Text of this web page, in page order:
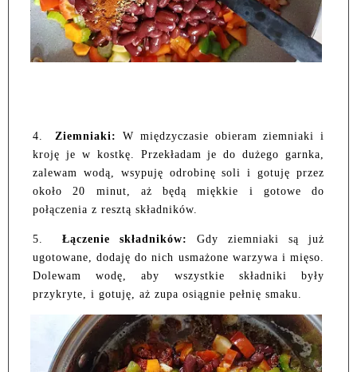
4. Ziemniaki:
W międzyczasie obieram ziemniaki i
kroję je w kostkę. Przekładam je do dużego garnka,
zalewam wodą, wsypuję odrobinę soli i gotuję przez
około 20 minut, aż będą miękkie i gotowe do
połączenia z resztą składników.
5. Łączenie składników:
Gdy ziemniaki są już
ugotowane, dodaję do nich usmażone warzywa i mięso.
Dolewam wodę, aby wszystkie składniki były
przykryte, i gotuję, aż zupa osiągnie pełnię smaku.